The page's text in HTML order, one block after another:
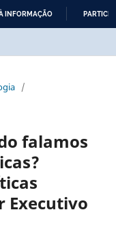
INFORMAÇÃO
/
falamos
Executivo